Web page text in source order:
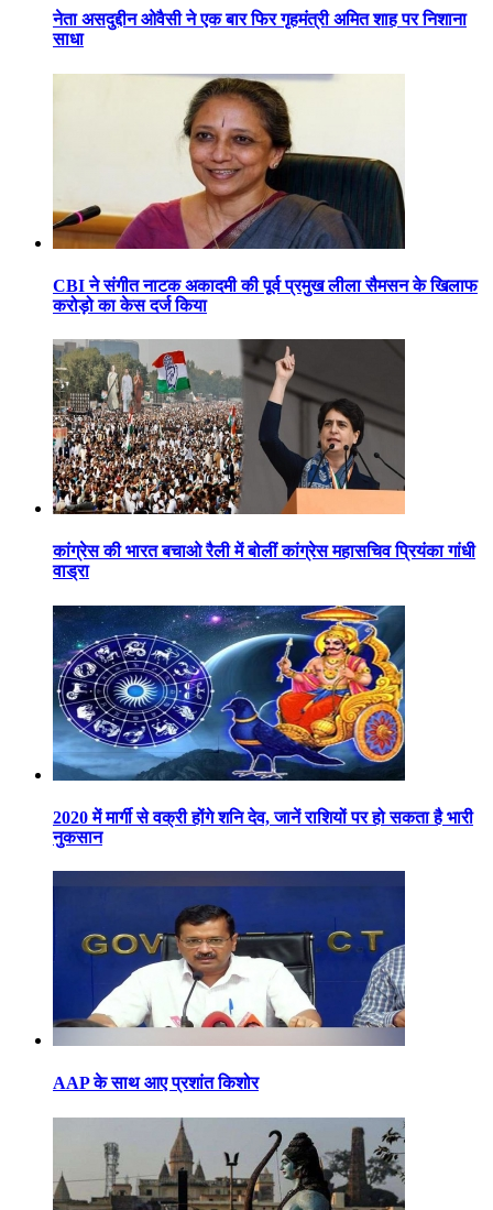
नेता असदुद्दीन ओवैसी ने एक बार फिर गृहमंत्री अमित शाह पर निशाना
साधा
CBI ने संगीत नाटक अकादमी की पूर्व प्रमुख लीला सैमसन के खिलाफ
करोड़ो का केस दर्ज किया
कांग्रेस की भारत बचाओ रैली में बोलीं कांग्रेस महासचिव प्रियंका गांधी
वाड्रा
2020 में मार्गी से वक्री होंगे शनि देव, जानें राशियों पर हो सकता है भारी
नुकसान
AAP के साथ आए प्रशांत किशोर